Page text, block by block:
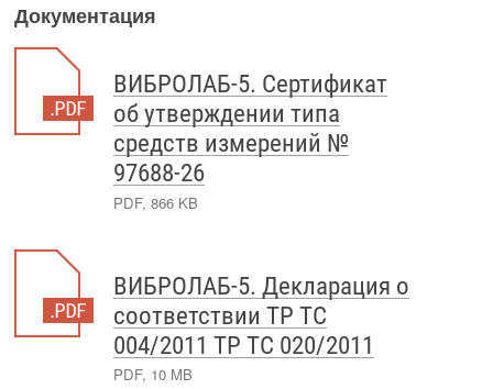
Документация
ВИБРОЛАБ-5. Сертификат
об утверждении типа
средств измерений №
97688-26
PDF, 866 KB
ВИБРОЛАБ-5. Декларация о
соответствии ТР ТС
004/2011 ТР ТС 020/2011
PDF, 10 MB